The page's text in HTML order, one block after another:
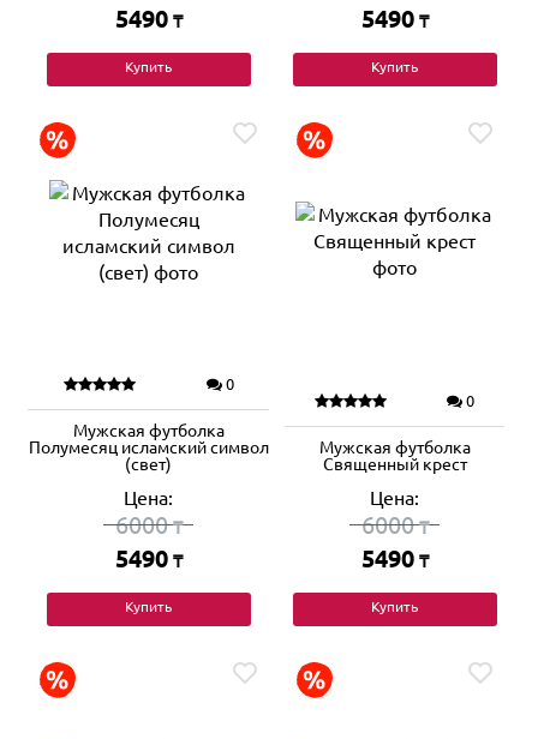
5490 ₸
Купить
5490 ₸
Купить
0
Мужская футболка
Полумесяц исламский символ
(свет)
Цена:
6000₸
5490 ₸
Купить
0
Мужская футболка
Священный крест
Цена:
6000₸
5490 ₸
Купить